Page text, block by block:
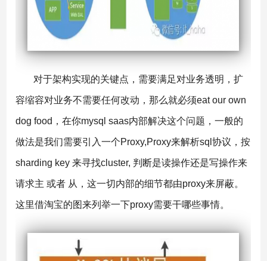
对于架构实现的关键点，需要满足对业务透明，扩
容缩容对业务不需要任何改动，那么就必须eat our own
dog food，在你mysql saas内部解决这个问题，一般的
做法是我们需要引入一个Proxy,Proxy来解析sql协议，按
sharding key 来寻找cluster, 判断是读操作还是写操作来
请求主 或者 从，这一切内部的细节都由proxy来屏蔽。
这里借淘宝的图来列举一下proxy需要干哪些事情。